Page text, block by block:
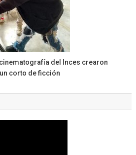
cinematografía del Inces crearon
corto de ficción